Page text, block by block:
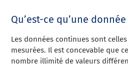
Qu’est-ce qu’une
Les données continues sont
mesurées. Il est concevable que
nombre illimité de valeurs